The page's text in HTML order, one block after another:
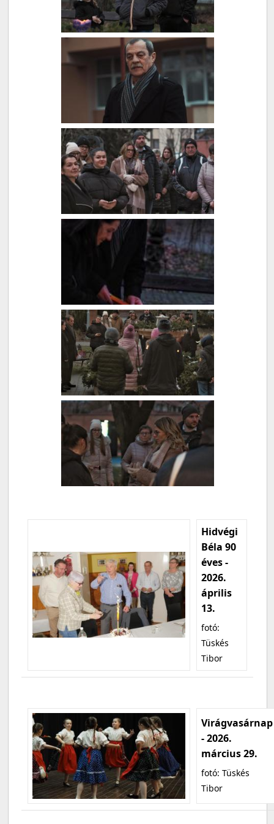
Hidvégi
Béla 90
éves -
2026.
április
13.
fotó:
Tüskés
Tibor
Virágvasárnap
- 2026.
március 29.
fotó: Tüskés
Tibor